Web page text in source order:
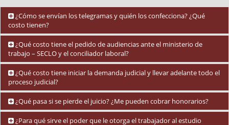
¿Cómo se envían los telegramas y quién los confecciona? ¿Qué
costo tienen?
Los telegramas los envía el trabajador personalmente, y los
confeccionamos nosotros. No tienen costo alguno, ya que la empresa
CORREO OFICIAL –ex CORREO ARGENTINO- por ley dispone la
gratuidad del telegrama para el trabajador exclusivamente. Nosotros
se lo preparamos, se lo imprimimos, y Ud. lo envía por una Sucursal
de Correo Oficial con su D.N.I.
¿Qué costo tiene el pedido de audiencias ante el ministerio de
trabajo – SECLO y el conciliador laboral?
Ningún costo. El pedido de audiencia y su tramitación es gratuito. Y en
caso de llegarse a un acuerdo, el costo de los honorarios del
conciliador laboral dependiente del Ministerio de Trabajo es abonado
por la empresa o por la A.R.T. reclamada.
¿Qué costo tiene iniciar la demanda judicial y llevar adelante todo el
proceso judicial?
No tiene ningún costo inicial. Nuestros honorarios son a resultado. Es
decir, se le cobra un porcentaje de las sumas que Ud. perciba, a través
de nuestra labor y representación. Cuanto más exitosa es nuestra
¿Qué pasa si se pierde el juicio? ¿Me pueden cobrar honorarios?
Solamente le podrían cobrar honorarios, en caso de que se impongan
¿Para qué sirve el poder que le otorga el trabajador al estudio